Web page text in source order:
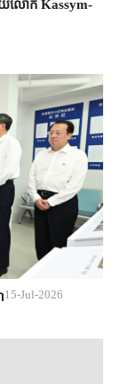
មួយ​លោក Kassym-
15-Jul-2026